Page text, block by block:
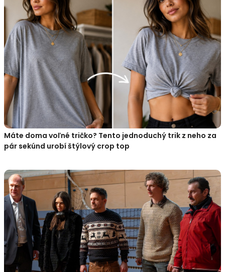
Máte doma voľné tričko? Tento jednoduchý trik z neho za
pár sekúnd urobí štýlový crop top